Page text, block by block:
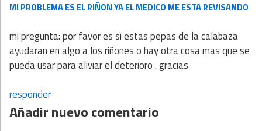
MI PROBLEMA ES EL RIÑON YA EL MEDICO ME ESTA REVISANDO
mi pregunta: por favor es si estas pepas de la calabaza
ayudaran en algo a los riñones o hay otra cosa mas que se
pueda usar para aliviar el deterioro . gracias
responder
Añadir nuevo comentario